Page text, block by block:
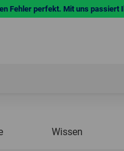
Fehler perfekt. Mit uns passiert
Wissen